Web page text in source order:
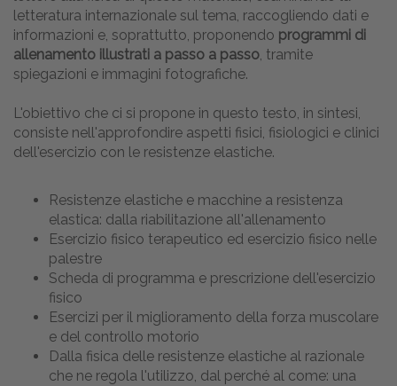
letteratura internazionale sul tema, raccogliendo dati e
informazioni e, soprattutto, proponendo programmi di
allenamento illustrati a passo a passo, tramite
spiegazioni e immagini fotografiche.
L'obiettivo che ci si propone in questo testo, in sintesi,
consiste nell'approfondire aspetti fisici, fisiologici e clinici
dell'esercizio con le resistenze elastiche.
Resistenze elastiche e macchine a resistenza
elastica: dalla riabilitazione all'allenamento
Esercizio fisico terapeutico ed esercizio fisico nelle
palestre
Scheda di programma e prescrizione dell'esercizio
fisico
Esercizi per il miglioramento della forza muscolare
e del controllo motorio
Dalla fisica delle resistenze elastiche al razionale
che ne regola l'utilizzo, dal perché al come: una